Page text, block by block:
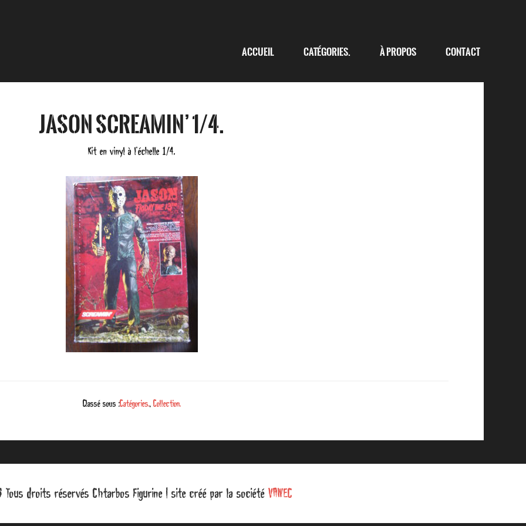
Accueil Catégories. à propos Contact
Jason Screamin’ 1/4.
Kit en vinyl à l’échelle 1/4.
Classé sous :Catégories., Collection.
droits réservés Chtarbos Figurine | site créé par la société VAWEC